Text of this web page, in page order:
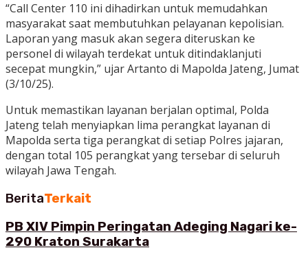
“Call Center 110 ini dihadirkan untuk memudahkan
masyarakat saat membutuhkan pelayanan kepolisian.
Laporan yang masuk akan segera diteruskan ke
personel di wilayah terdekat untuk ditindaklanjuti
secepat mungkin,” ujar Artanto di Mapolda Jateng, Jumat
(3/10/25).
Untuk memastikan layanan berjalan optimal, Polda
Jateng telah menyiapkan lima perangkat layanan di
Mapolda serta tiga perangkat di setiap Polres jajaran,
dengan total 105 perangkat yang tersebar di seluruh
wilayah Jawa Tengah.
BeritaTerkait
PB XIV Pimpin Peringatan Adeging Nagari ke-
290 Kraton Surakarta